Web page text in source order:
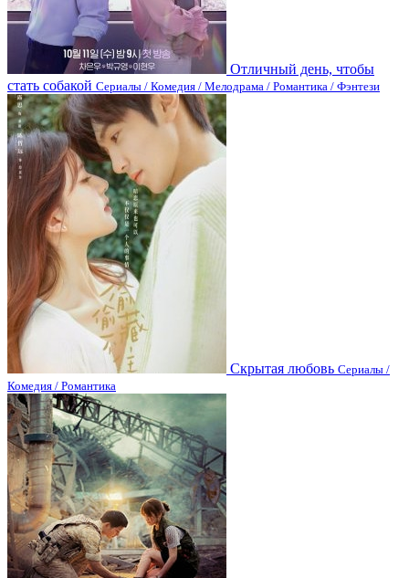
Отличный день, чтобы
стать собакой Сериалы / Комедия / Мелодрама / Романтика / Фэнтези
Скрытая любовь Сериалы /
Комедия / Романтика